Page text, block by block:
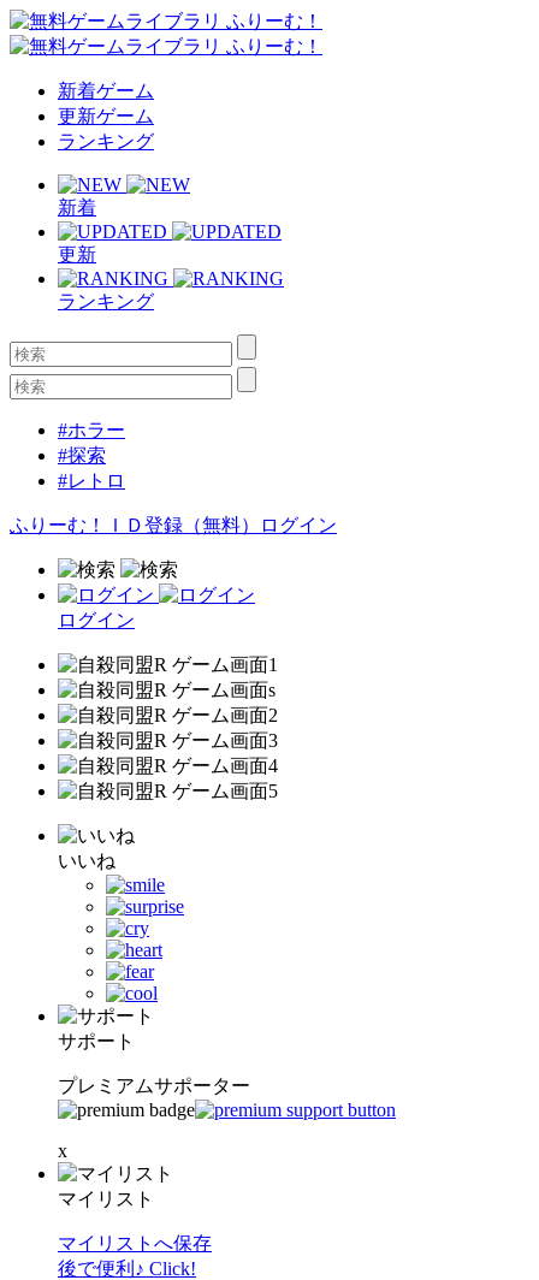
新着ゲーム
更新ゲーム
ランキング
新着
更新
ランキング
#ホラー
#探索
#レトロ
ふりーむ！ＩＤ登録（無料） ログイン
ログイン
いいね
サポート
プレミアムサポーター
x
マイリスト
マイリストへ保存
後で便利♪ Click!